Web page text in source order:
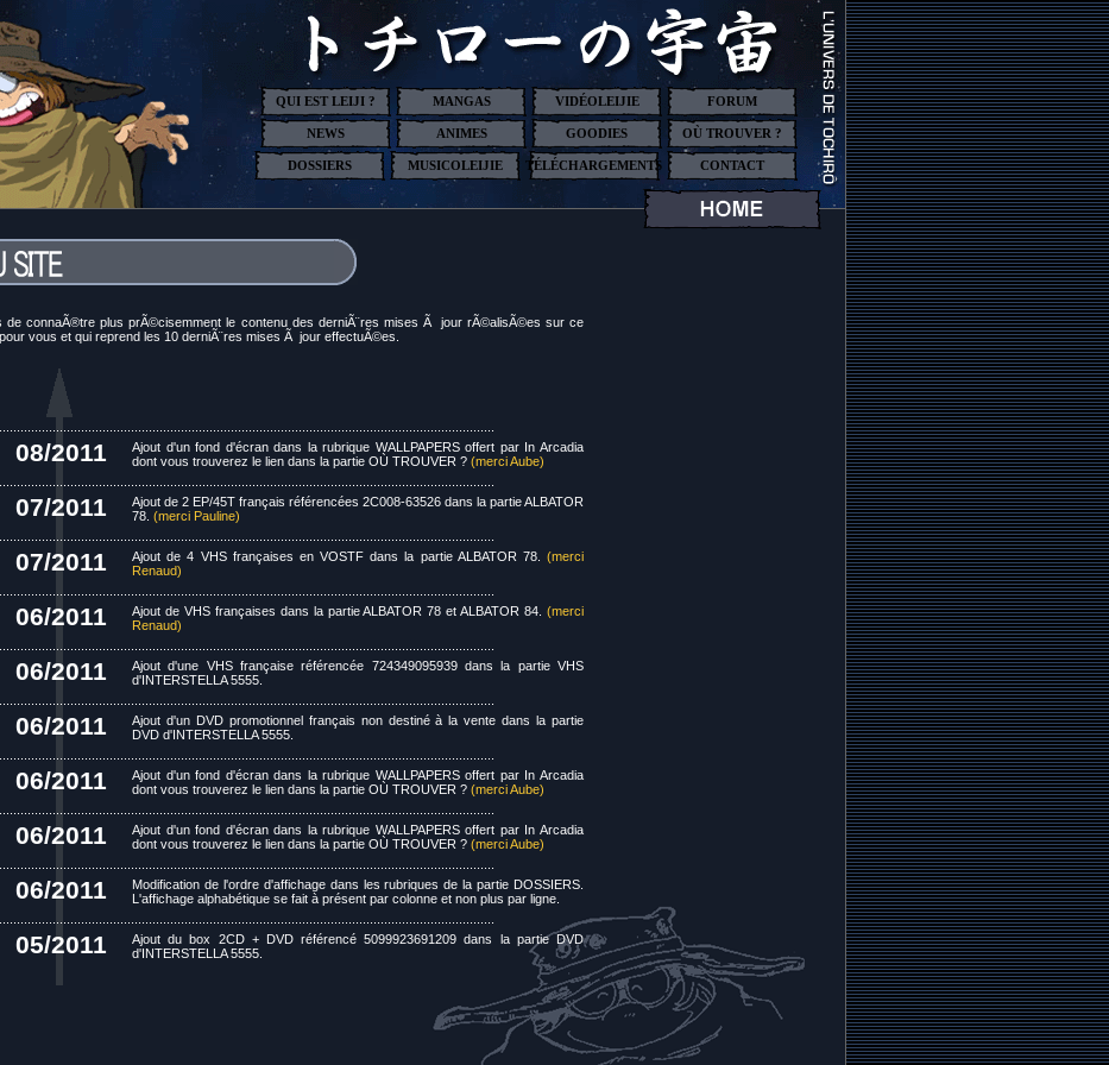
QUI EST LEIJI ? MANGAS VIDÉOLEIJIE FORUM
NEWS ANIMES GOODIES OÙ TROUVER ?
DOSSIERS MUSICOLEIJIE TÉLÉCHARGEMENTS CONTACT
de connaÃ®tre plus prÃ©cisemment le contenu des derniÃ¨res mises Ã jour rÃ©alisÃ©es sur ce
vous et qui reprend les 10 derniÃ¨res mises Ã jour effectuÃ©es.
08/2011
Ajout d'un fond d'écran dans la rubrique WALLPAPERS offert par In Arcadia
dont vous trouverez le lien dans la partie OÙ TROUVER ? (merci Aube)
07/2011
Ajout de 2 EP/45T français référencées 2C008-63526 dans la partie ALBATOR
78. (merci Pauline)
07/2011 Ajout de 4 VHS françaises en VOSTF dans la partie ALBATOR 78. (merci
Renaud)
06/2011 Ajout de VHS françaises dans la partie ALBATOR 78 et ALBATOR 84. (merci
Renaud)
06/2011
Ajout d'une VHS française référencée 724349095939 dans la partie VHS
d'INTERSTELLA 5555.
06/2011
Ajout d'un DVD promotionnel français non destiné à la vente dans la partie
DVD d'INTERSTELLA 5555.
06/2011
Ajout d'un fond d'écran dans la rubrique WALLPAPERS offert par In Arcadia
dont vous trouverez le lien dans la partie OÙ TROUVER ? (merci Aube)
06/2011
Ajout d'un fond d'écran dans la rubrique WALLPAPERS offert par In Arcadia
dont vous trouverez le lien dans la partie OÙ TROUVER ? (merci Aube)
06/2011
Modification de l'ordre d'affichage dans les rubriques de la partie DOSSIERS.
L'affichage alphabétique se fait à présent par colonne et non plus par ligne.
05/2011
Ajout du box 2CD + DVD référencé 5099923691209 dans la partie DVD
d'INTERSTELLA 5555.